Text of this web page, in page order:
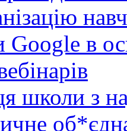
в
школи з